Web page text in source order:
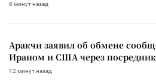
8 минут назад
Аракчи заявил об обмене
Ираном и США через
12 минут назад